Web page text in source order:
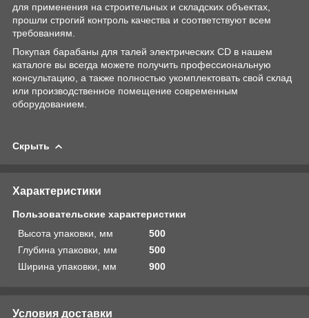
для применения на строительных и складских объектах,
прошли строгий контроль качества и соответствуют всем
требованиям.
Покупая барабаны для талей электрических CD в нашем
каталоге вы всегда можете получить профессиональную
консультацию, а также полностью укомплектовать свой склад
или производственное помещение современным
оборудованием.
Скрыть
Характеристики
Пользовательские характеристики
Высота упаковки, мм
500
Глубина упаковки, мм
500
Ширина упаковки, мм
900
Условия доставки